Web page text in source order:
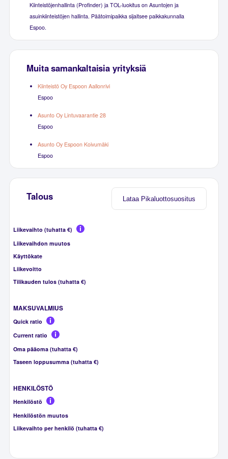
Kiinteistöjenhallinta (Profinder) ja TOL-luokitus on Asuntojen ja
asuinkiinteistöjen hallinta. Päätoimipaikka sijaitsee paikkakunnalla
Espoo.
Muita samankaltaisia yrityksiä
Kiinteistö Oy Espoon Aallonrivi
Espoo
Asunto Oy Lintuvaarantie 28
Espoo
Asunto Oy Espoon Koivumäki
Espoo
Lataa Pikaluottosuositus
Talous
Liikevaihto (tuhatta €)
Liikevaihdon muutos
Käyttökate
Liikevoitto
Tilikauden tulos (tuhatta €)
MAKSUVALMIUS
Quick ratio
Current ratio
Oma pääoma (tuhatta €)
Taseen loppusumma (tuhatta €)
HENKILÖSTÖ
Henkilöstö
Henkilöstön muutos
Liikevaihto per henkilö (tuhatta €)